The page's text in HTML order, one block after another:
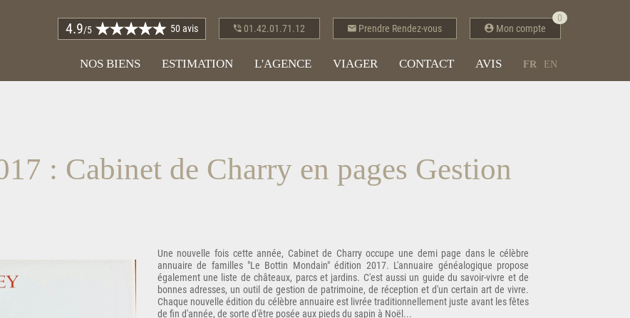
4.9/5 50 avis 01.42.01.71.12 Prendre Rendez-vous Mon compte
0
NOS BIENS ESTIMATION L'AGENCE VIAGER CONTACT AVIS FR EN
: Cabinet de Charry en pages Gestion
Une nouvelle fois cette année, Cabinet de Charry occupe une demi page dans le célèbre
annuaire de familles "Le Bottin Mondain" édition 2017. L'annuaire généalogique propose
également une liste de châteaux, parcs et jardins. C'est aussi un guide du savoir-vivre et de
bonnes adresses, un outil de gestion de patrimoine, de réception et d'un certain art de vivre.
Chaque nouvelle édition du célèbre annuaire est livrée traditionnellement juste avant les fêtes
de fin d'année, de sorte d'être posée aux pieds du sapin à Noël...